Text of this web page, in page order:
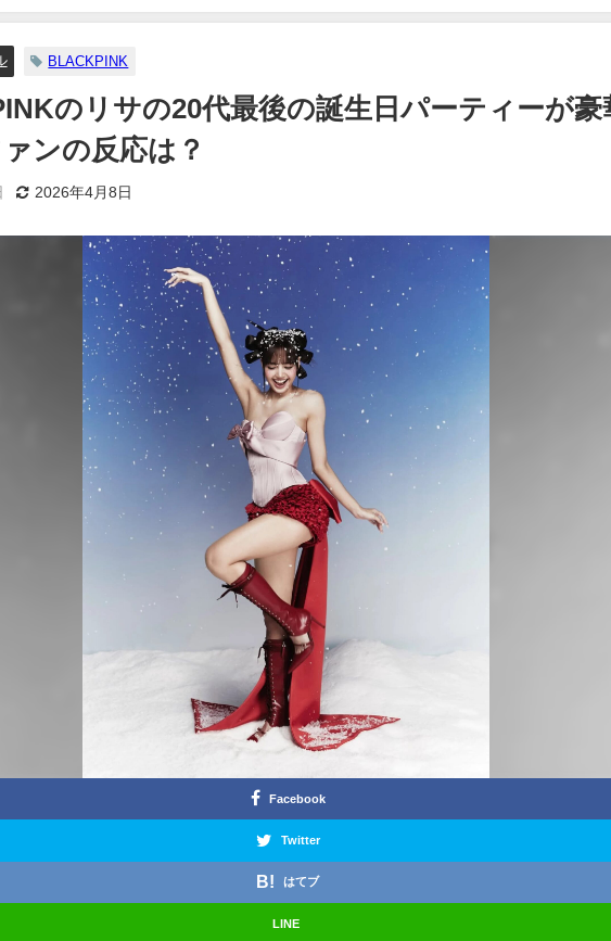
BLACKPINK
のリサの20代最後の誕生日パーティーが豪
ンの反応は？
2026年4月8日
Facebook
Twitter
はてブ
LINE